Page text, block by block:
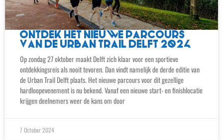
ONTDEK HET NIEUWE PARCOURS
VAN DE URBAN TRAIL DELFT 2024
Op zondag 27 oktober maakt Delft zich klaar voor een sportieve
ontdekkingsreis als nooit tevoren. Dan vindt namelijk de derde editie van
de Urban Trail Delft plaats. Het nieuwe parcours voor dit gezellige
hardloopevenement is nu bekend. Vanaf een nieuwe start- en finishlocatie
krijgen deelnemers weer de kans om door
7 October 2024